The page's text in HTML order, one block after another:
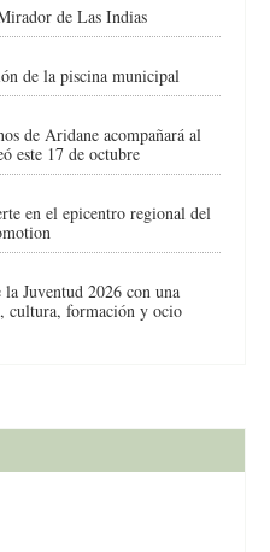
de Las Indias
de la piscina municipal
de Aridane acompañará al
este 17 de octubre
en el epicentro regional del
Juventud 2026 con una
cultura, formación y ocio